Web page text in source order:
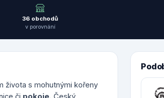
36 obchodů
v porovnání
života s mohutnými kořeny
či pokoje. Český